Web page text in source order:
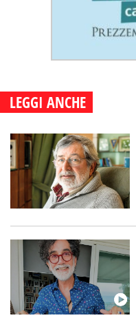
LEGGI ANCHE